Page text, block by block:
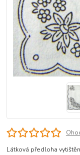
Látková předloha